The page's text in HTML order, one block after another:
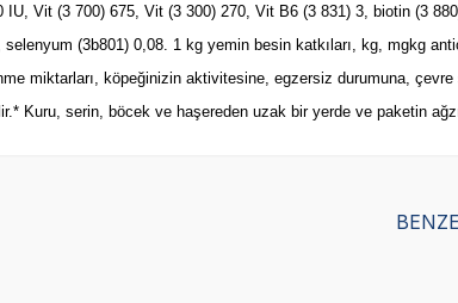
IU, Vit (3 700) 675, Vit (3 300) 270, Vit B6 (3 831) 3, biotin (3
selenyum (3b801) 0,08. 1 kg yemin besin katkıları, kg, mgkg
miktarları, köpeğinizin aktivitesine, egzersiz durumuna,
Kuru, serin, böcek ve haşereden uzak bir yerde ve paketin